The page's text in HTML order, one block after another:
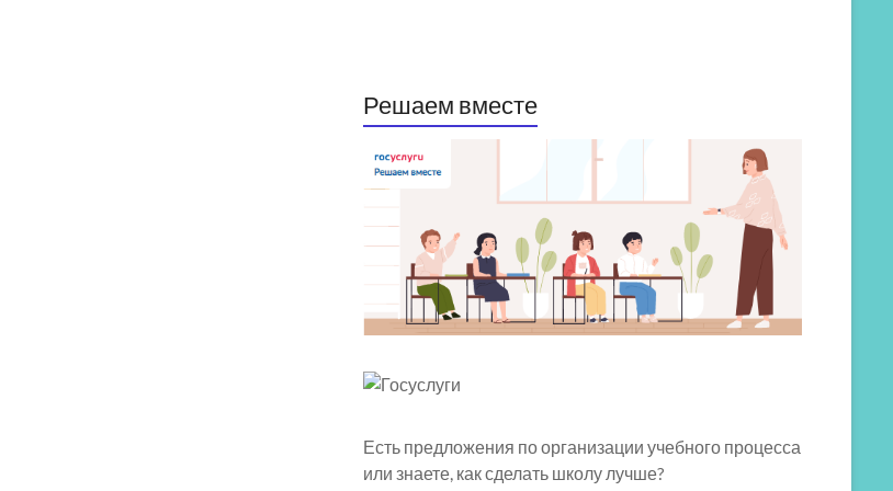
Решаем вместе
Есть предложения по организации учебного процесса
или знаете, как сделать школу лучше?